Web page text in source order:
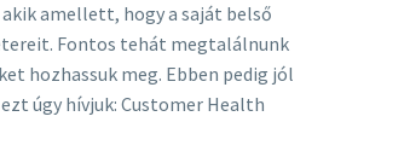
amellett, hogy a saját belső
Fontos tehát megtalálnunk
hozhassuk meg. Ebben pedig jól
úgy hívjuk: Customer Health